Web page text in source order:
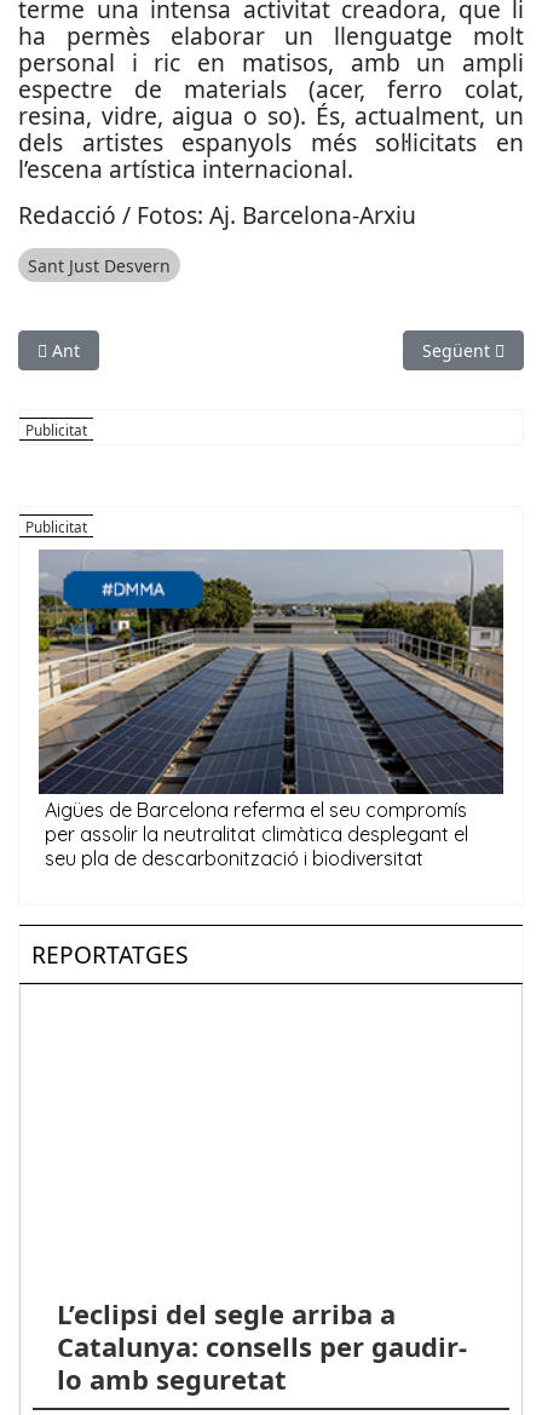
terme una intensa activitat creadora, que li
ha permès elaborar un llenguatge molt
personal i ric en matisos, amb un ampli
espectre de materials (acer, ferro colat,
resina, vidre, aigua o so). És, actualment, un
dels artistes espanyols més sol·licitats en
l’escena artística internacional.
Redacció / Fotos: Aj. Barcelona-Arxiu
Sant Just Desvern
Article anterior: Joan Dausà congrega més de 10.000
Ant Article
Següent
REPORTATGES
L’eclipsi del segle arriba a
Catalunya: consells per gaudir-
lo amb seguretat